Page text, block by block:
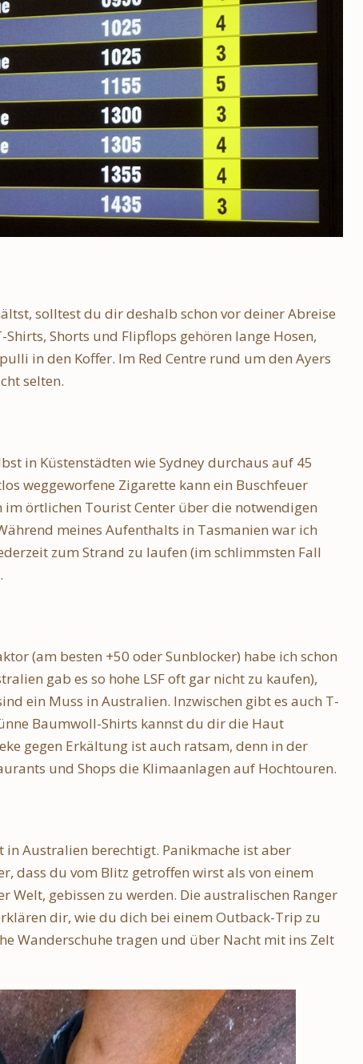
solltest du dir deshalb schon vor deiner Abreise
Shorts und Flipflops gehören lange Hosen,
in den Koffer. Im Red Centre rund um den Ayers
selten.
in Küstenstädten wie Sydney durchaus auf 45
weggeworfene Zigarette kann ein Buschfeuer
örtlichen Tourist Center über die notwendigen
meines Aufenthalts in Tasmanien war ich
zum Strand zu laufen (im schlimmsten Fall
(am besten +50 oder Sunblocker) habe ich schon
gab es so hohe LSF oft gar nicht zu kaufen),
ein Muss in Australien. Inzwischen gibt es auch T-
Baumwoll-Shirts kannst du dir die Haut
gegen Erkältung ist auch ratsam, denn in der
und Shops die Klimaanlagen auf Hochtouren.
in Australien berechtigt. Panikmache ist aber
dass du vom Blitz getroffen wirst als von einem
Welt, gebissen zu werden. Die australischen Ranger
dir, wie du dich bei einem Outback-Trip zu
Wanderschuhe tragen und über Nacht mit ins Zelt
Meine
März 2024
Schnelle und günstige
für meine Reise finden